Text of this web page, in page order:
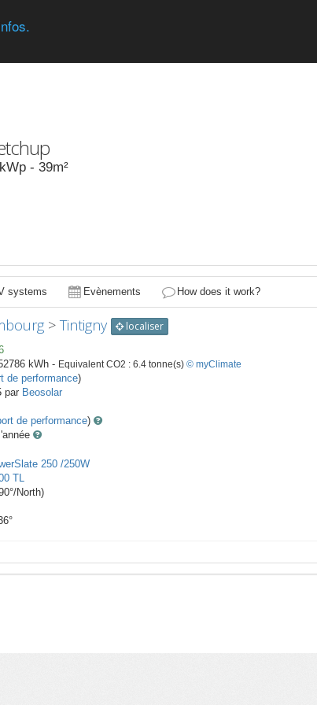
kWp - 39m²
systems Evènements How does it work?
>Tintigny localiser
kWh - Equivalent CO2 : 6.4 tonne(s) © myClimate
de performance)
par Beosolar
de performance)
250 /250W
TL
°/North)
°